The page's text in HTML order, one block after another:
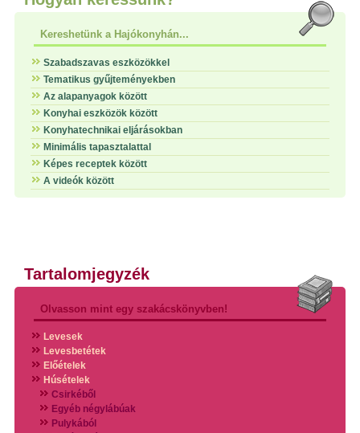
Kereshetünk a Hajókonyhán...
Szabadszavas eszközökkel
Tematikus gyűjteményekben
Az alapanyagok között
Konyhai eszközök között
Konyhatechnikai eljárásokban
Minimális tapasztalattal
Képes receptek között
A videók között
Tartalomjegyzék
Olvasson mint egy szakácskönyvben!
Levesek
Levesbetétek
Előételek
Húsételek
Csirkéből
Egyéb négylábúak
Pulykából